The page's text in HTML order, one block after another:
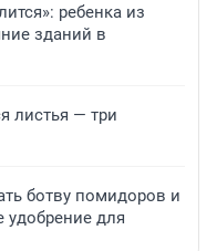
ребенка из
зданий в
листья — три
ботву помидоров и
удобрение для